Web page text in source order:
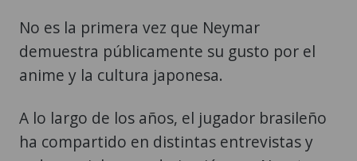
No es la primera vez que Neymar
demuestra públicamente su gusto por el
anime y la cultura japonesa.
A lo largo de los años, el jugador brasileño
ha compartido en distintas entrevistas y